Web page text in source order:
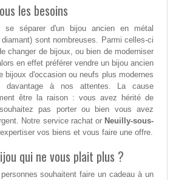
les besoins
se séparer d'un bijou ancien en métal
sont nombreuses. Parmi celles-ci
changer de bijoux, ou bien de moderniser
en effet préférer vendre un bijou ancien
bijoux d'occasion ou neufs plus modernes
davantage à nos attentes. La cause
être la raison : vous avez hérité de
pas porter ou bien vous avez
Notre service rachat or Neuilly-sous-
vos biens et vous faire une offre.
qui ne vous plait plus ?
souhaitent faire un cadeau à un